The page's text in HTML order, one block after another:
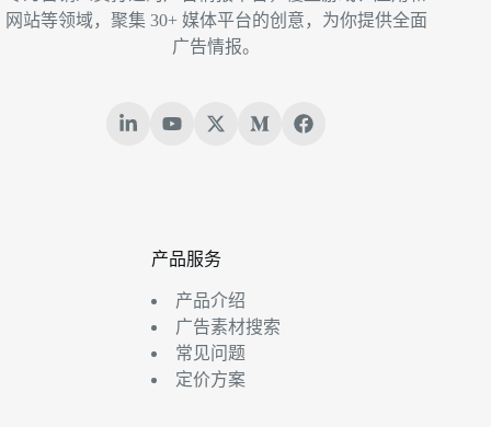
网站等领域，聚集 30+ 媒体平台的创意，为你提供全面
广告情报。
产品服务
产品介绍
广告素材搜索
常见问题
定价方案